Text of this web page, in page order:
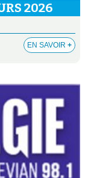
2026
EN SAVOIR +